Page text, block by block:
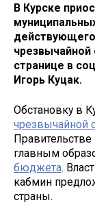
В Курске
чрезвычайной
странице в
Игорь Куцак.
Обстановку в
чрезвычайной
главным
бюджета.
кабмин
страны.